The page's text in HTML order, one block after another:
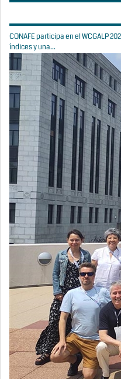
CONAFE participa en el WCGALP
índices y una...